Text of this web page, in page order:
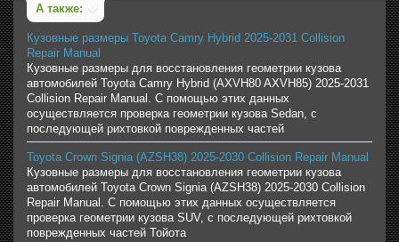
А также:
Кузовные размеры Toyota Camry Hybrid 2025-2031 Collision
Repair Manual
Кузовные размеры для восстановления геометрии кузова
автомобилей Toyota Camry Hybrid (AXVH80 AXVH85) 2025-2031
Collision Repair Manual. С помощью этих данных
осуществляется проверка геометрии кузова Sedan, с
последующей рихтовкой поврежденных частей
Toyota Crown Signia (AZSH38) 2025-2030 Collision Repair Manual
Кузовные размеры для восстановления геометрии кузова
автомобилей Toyota Crown Signia (AZSH38) 2025-2030 Collision
Repair Manual. С помощью этих данных осуществляется
проверка геометрии кузова SUV, с последующей рихтовкой
поврежденных частей Тойота